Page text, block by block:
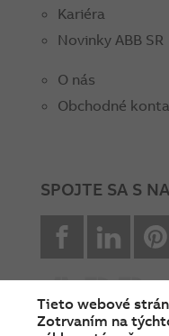
Kariéra
Novinky ABB SR
O nás
Obchodné
SPOJTE SA S
facebook
Tieto webové
Zotrvaním na